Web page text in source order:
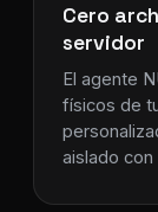
Cero
servidor
El agente
físicos de
aislado